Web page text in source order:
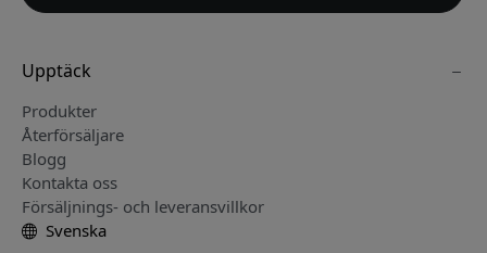
Upptäck
Produkter
Återförsäljare
Blogg
Kontakta oss
Försäljnings- och leveransvillkor
Svenska